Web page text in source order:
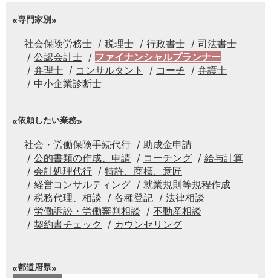
専門家別
社会保険労務士 税理士 行政書士
司法書士
公認会計士
ファイナンシャルプランナー
弁理士
コンサルタント コーチ
弁護士
中小企業診断士
依頼したい業務
社会・労働保険手続代行
助成金申請
公的書類の作成、申請
コーチング
給与計算
会計処理代行
特許、商標、意匠
経営コンサルティング
就業規則等規程作成
税務代理、相談
各種登記
法律相談
労働訴訟・労働審判相談
不動産相談
契約書チェック
カウンセリング
都道府県